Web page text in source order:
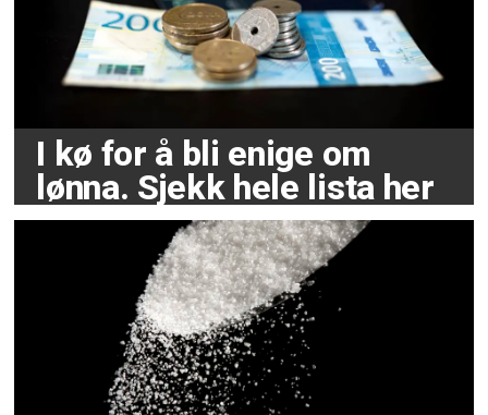
I kø for å bli enige om
lønna. Sjekk hele lista her